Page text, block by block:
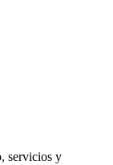
servicios y